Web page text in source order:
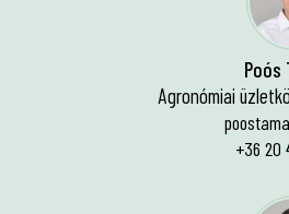
Poós
Agronómiai
+36 20